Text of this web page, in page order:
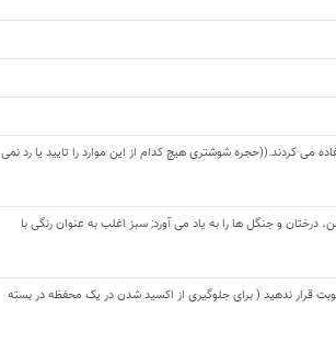
می کردند.((حجره شوشتری هیچ کدام از این موارد را تایید یا رد نمی
درختان و جنگل ها را به یاد می آورد; سبز اغلب به عنوان رنگی با
قرار ندهید ( برای جلوگیری از اکسید شدن در یک محفظه در بسته